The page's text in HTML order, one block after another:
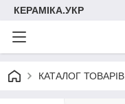
КЕРАМІКА.УКР
КАТАЛОГ ТОВАРІВ